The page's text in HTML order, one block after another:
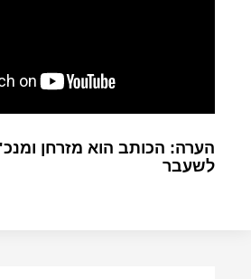
הערה: הכותב הוא מזרחן
לשעבר